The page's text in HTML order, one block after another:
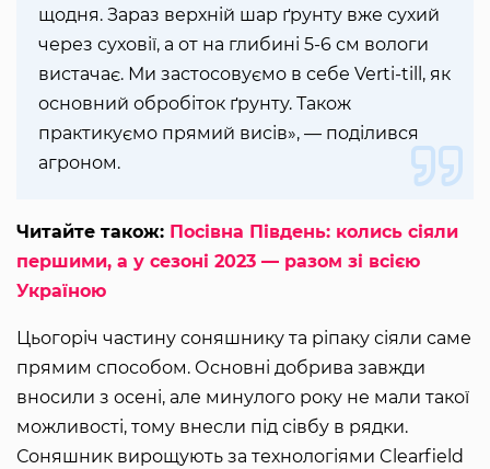
щодня. Зараз верхній шар ґрунту вже сухий
через суховії, а от на глибині 5-6 см вологи
вистачає. Ми застосовуємо в себе Verti-till, як
основний обробіток ґрунту. Також
практикуємо прямий висів», — поділився
агроном.
Читайте також: Посівна Південь: колись сіяли
першими, а у сезоні 2023 — разом зі всією
Україною
Цьогоріч частину соняшнику та ріпаку сіяли саме
прямим способом. Основні добрива завжди
вносили з осені, але минулого року не мали такої
можливості, тому внесли під сівбу в рядки.
Соняшник вирощують за технологіями Clearfield